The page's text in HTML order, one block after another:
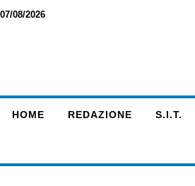
07/08/2026
HOME REDAZIONE S.I.T.